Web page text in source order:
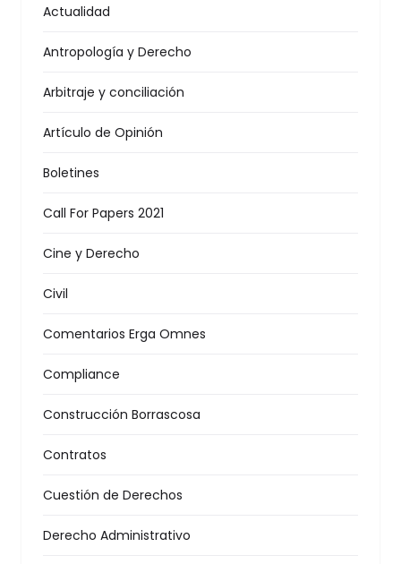
Actualidad
Antropología y Derecho
Arbitraje y conciliación
Artículo de Opinión
Boletines
Call For Papers 2021
Cine y Derecho
Civil
Comentarios Erga Omnes
Compliance
Construcción Borrascosa
Contratos
Cuestión de Derechos
Derecho Administrativo